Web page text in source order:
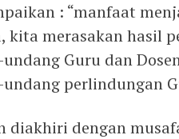
: “manfaat
kita merasakan hasil
Guru dan
perlindungan
diakhiri dengan